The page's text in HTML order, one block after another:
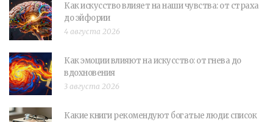
Как искусство влияет на наши чувства: от страха
до эйфории
4 августа 2026
Как эмоции влияют на искусство: от гнева до
вдохновения
3 августа 2026
Какие книги рекомендуют богатые люди: список